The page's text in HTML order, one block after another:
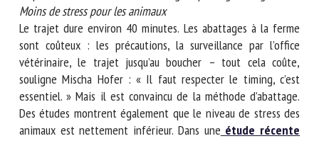
d’Arth-Goldau emprunte l’étroite route de montagne qui
longe le Rigi.
Moins de stress pour les animaux
Le trajet dure environ 40 minutes. Les abattages à la ferme
sont coûteux : les précautions, la surveillance par l’office
vétérinaire, le trajet jusqu’au boucher – tout cela coûte,
souligne Mischa Hofer : « Il faut respecter le timing, c’est
essentiel. » Mais il est convaincu de la méthode d’abattage.